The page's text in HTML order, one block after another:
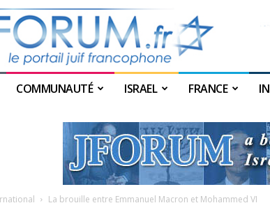
COMMUNAUTÉ ISRAEL FRANCE
La brouille entre Emmanuel Macron et Mohammed VI